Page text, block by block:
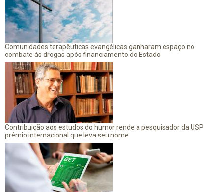
Comunidades terapêuticas evangélicas ganharam espaço no
combate às drogas após financiamento do Estado
Contribuição aos estudos do humor rende a pesquisador da USP
prêmio internacional que leva seu nome